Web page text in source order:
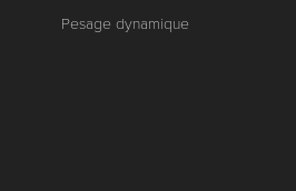
Pesage dynamique